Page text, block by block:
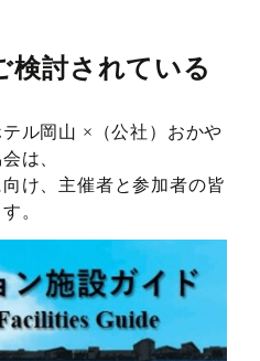
検討されている
ル岡山 ×（公社）おかや
は、
け、主催者と参加者の皆
。